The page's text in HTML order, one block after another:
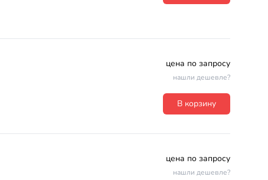
цена по запросу
нашли дешевле?
В корзину
цена по запросу
нашли дешевле?